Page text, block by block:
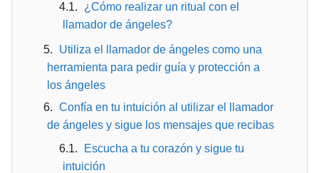
¿Cómo realizar un ritual con el
llamador de ángeles?
Utiliza el llamador de ángeles como una
herramienta para pedir guía y protección a
los ángeles
Confía en tu intuición al utilizar el llamador
de ángeles y sigue los mensajes que recibas
Escucha a tu corazón y sigue tu
intuición